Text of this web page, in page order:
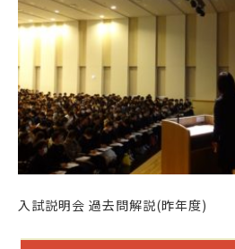
入試説明会 過去問解説(昨年度)